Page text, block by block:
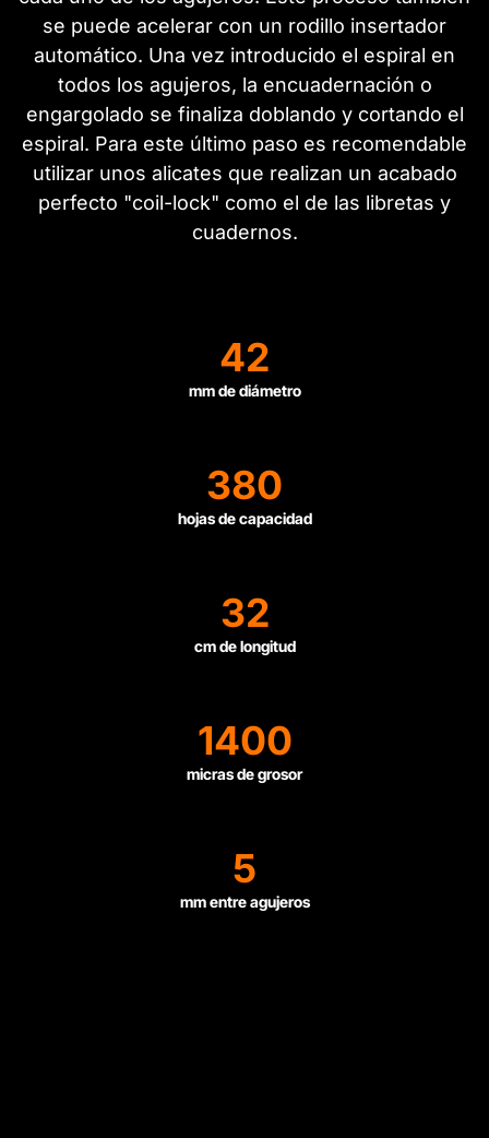
se puede acelerar con un rodillo insertador
automático. Una vez introducido el espiral en
todos los agujeros, la encuadernación o
engargolado se finaliza doblando y cortando el
espiral. Para este último paso es recomendable
utilizar unos alicates que realizan un acabado
perfecto "coil-lock" como el de las libretas y
cuadernos.
42
mm de diámetro
380
hojas de capacidad
32
cm de longitud
1400
micras de grosor
5
mm entre agujeros